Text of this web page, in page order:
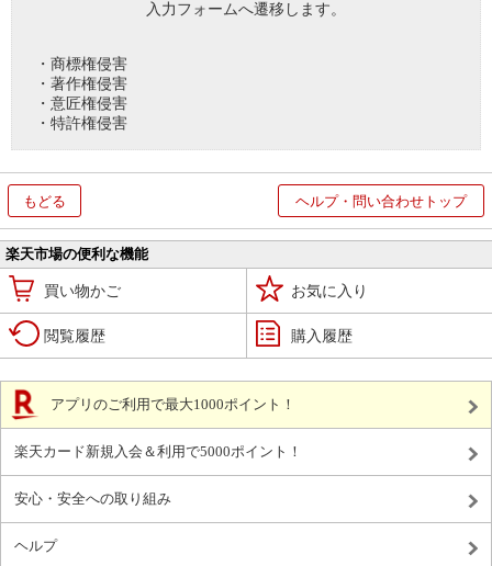
入力フォームへ遷移します。
・商標権侵害
・著作権侵害
・意匠権侵害
・特許権侵害
もどる ヘルプ・問い合わせトップ
楽天市場の便利な機能
買い物かご お気に入り
閲覧履歴 購入履歴
アプリのご利用で最大1000ポイント！
楽天カード新規入会＆利用で5000ポイント！
安心・安全への取り組み
ヘルプ